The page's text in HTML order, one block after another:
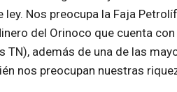
ley. Nos preocupa la Faja
del Orinoco que cuenta
además de una de las
nos preocupan nuestras